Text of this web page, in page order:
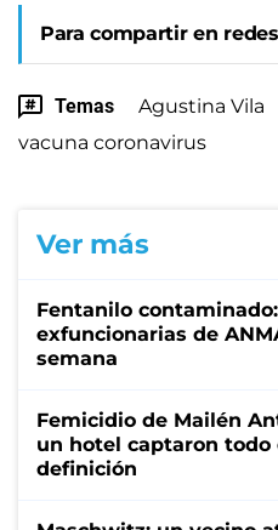
Para compartir en redes
Temas Agustina Vila
vacuna coronavirus
Ver más
Fentanilo
exfuncionarias de
semana
Femicidio de Mailén
un hotel captaron todo
definición